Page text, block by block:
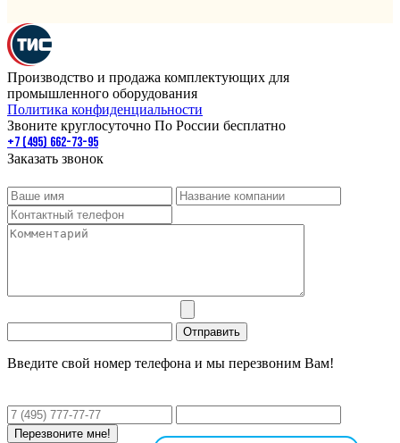
Производство и продажа комплектующих для
промышленного оборудования
Политика конфиденциальности
Звоните круглосуточно По России бесплатно
+7 (495) 662-73-95
Заказать звонок
Введите свой номер телефона и мы перезвоним Вам!